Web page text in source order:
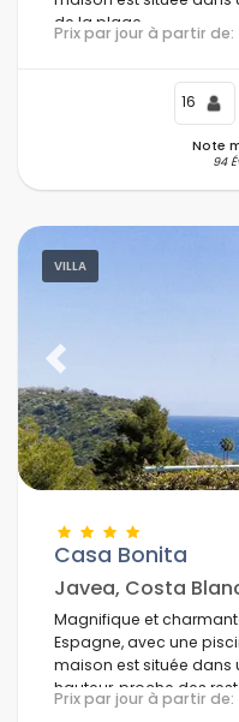
de la plage.
Prix par jour à partir de:
16
Note
94
VILLA
Previous
Casa Bonita
Javea, Costa
Magnifique et
Espagne, avec une
maison est située dans
hauteur, proche des
plage de La Barraca.
Prix par jour à partir de: